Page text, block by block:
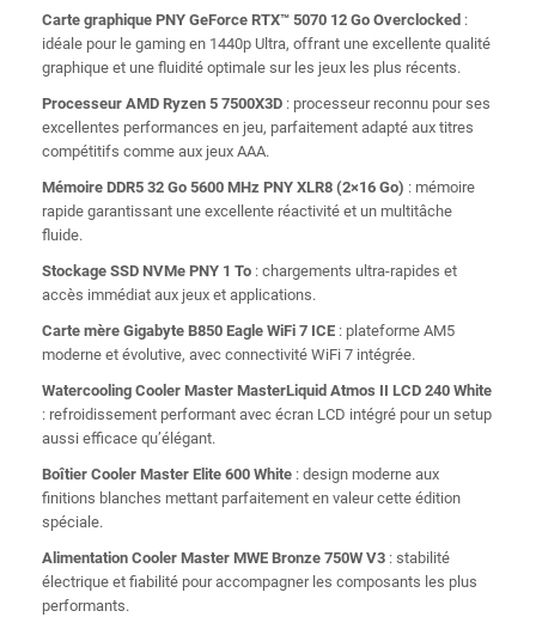
Carte graphique PNY GeForce RTX™ 5070 12 Go Overclocked :
idéale pour le gaming en 1440p Ultra, offrant une excellente qualité
graphique et une fluidité optimale sur les jeux les plus récents.
Processeur AMD Ryzen 5 7500X3D : processeur reconnu pour ses
excellentes performances en jeu, parfaitement adapté aux titres
compétitifs comme aux jeux AAA.
Mémoire DDR5 32 Go 5600 MHz PNY XLR8 (2×16 Go) : mémoire
rapide garantissant une excellente réactivité et un multitâche
fluide.
Stockage SSD NVMe PNY 1 To : chargements ultra-rapides et
accès immédiat aux jeux et applications.
Carte mère Gigabyte B850 Eagle WiFi 7 ICE : plateforme AM5
moderne et évolutive, avec connectivité WiFi 7 intégrée.
Watercooling Cooler Master MasterLiquid Atmos II LCD 240 White
: refroidissement performant avec écran LCD intégré pour un setup
aussi efficace qu’élégant.
Boîtier Cooler Master Elite 600 White : design moderne aux
finitions blanches mettant parfaitement en valeur cette édition
spéciale.
Alimentation Cooler Master MWE Bronze 750W V3 : stabilité
électrique et fiabilité pour accompagner les composants les plus
performants.